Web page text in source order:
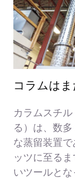
コラムは
カラムスチ
る）は、数
な蒸留装置
ッツに至る
いツールとな